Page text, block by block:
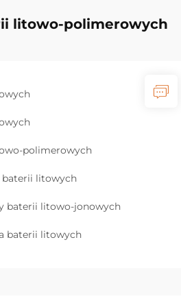
litowo-polimerowych
polimerowych
baterii litowych
baterii litowo-jonowych
baterii litowych